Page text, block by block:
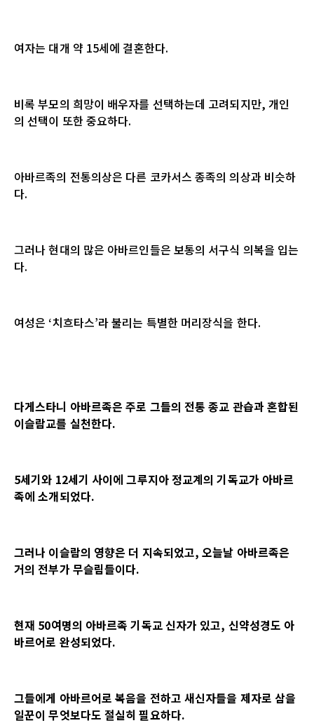
여자는 대개 약 15세에 결혼한다.
비록 부모의 희망이 배우자를 선택하는데 고려되지만, 개인
의 선택이 또한 중요하다.
아바르족의 전통의상은 다른 코카서스 종족의 의상과 비슷하
다.
그러나 현대의 많은 아바르인들은 보통의 서구식 의복을 입는
다.
여성은 ‘치흐타스’라 불리는 특별한 머리장식을 한다.
다게스타니 아바르족은 주로 그들의 전통 종교 관습과 혼합된
이슬람교를 실천한다.
5세기와 12세기 사이에 그루지아 정교계의 기독교가 아바르
족에 소개되었다.
그러나 이슬람의 영향은 더 지속되었고, 오늘날 아바르족은
거의 전부가 무슬림들이다.
현재 50여명의 아바르족 기독교 신자가 있고, 신약성경도 아
바르어로 완성되었다.
그들에게 아바르어로 복음을 전하고 새신자들을 제자로 삼을
일꾼이 무엇보다도 절실히 필요하다.